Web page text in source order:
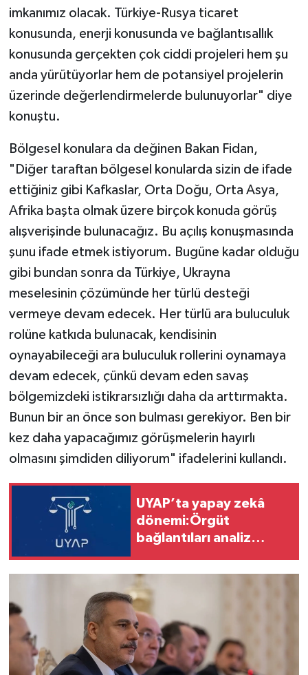
imkanımız olacak. Türkiye-Rusya ticaret
konusunda, enerji konusunda ve bağlantısallık
konusunda gerçekten çok ciddi projeleri hem şu
anda yürütüyorlar hem de potansiyel projelerin
üzerinde değerlendirmelerde bulunuyorlar" diye
konuştu.
Bölgesel konulara da değinen Bakan Fidan,
"Diğer taraftan bölgesel konularda sizin de ifade
ettiğiniz gibi Kafkaslar, Orta Doğu, Orta Asya,
Afrika başta olmak üzere birçok konuda görüş
alışverişinde bulunacağız. Bu açılış konuşmasında
şunu ifade etmek istiyorum. Bugüne kadar olduğu
gibi bundan sonra da Türkiye, Ukrayna
meselesinin çözümünde her türlü desteği
vermeye devam edecek. Her türlü ara buluculuk
rolüne katkıda bulunacak, kendisinin
oynayabileceği ara buluculuk rollerini oynamaya
devam edecek, çünkü devam eden savaş
bölgemizdeki istikrarsızlığı daha da arttırmakta.
Bunun bir an önce son bulması gerekiyor. Ben bir
kez daha yapacağımız görüşmelerin hayırlı
olmasını şimdiden diliyorum" ifadelerini kullandı.
UYAP’ta yapay zekâ
dönemi:Örgüt
bağlantıları analiz